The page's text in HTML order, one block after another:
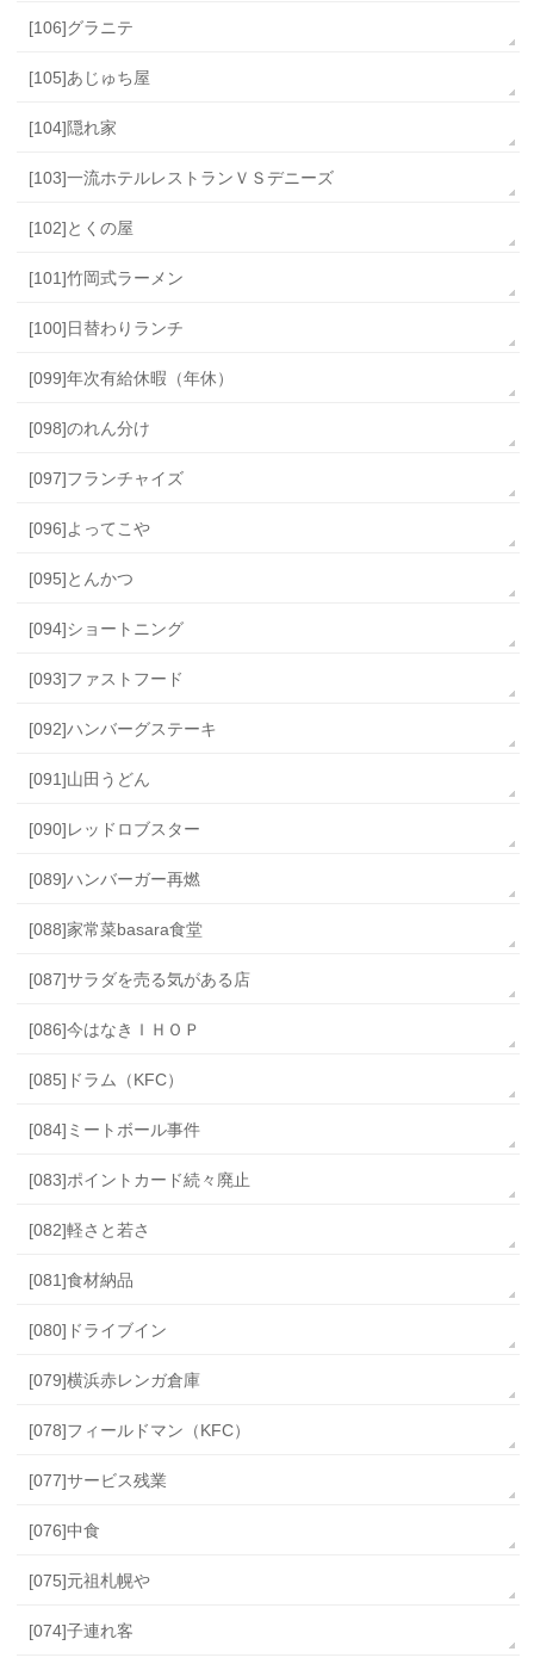
[106]グラニテ
[105]あじゅち屋
[104]隠れ家
[103]一流ホテルレストランＶＳデニーズ
[102]とくの屋
[101]竹岡式ラーメン
[100]日替わりランチ
[099]年次有給休暇（年休）
[098]のれん分け
[097]フランチャイズ
[096]よってこや
[095]とんかつ
[094]ショートニング
[093]ファストフード
[092]ハンバーグステーキ
[091]山田うどん
[090]レッドロブスター
[089]ハンバーガー再燃
[088]家常菜basara食堂
[087]サラダを売る気がある店
[086]今はなきＩＨＯＰ
[085]ドラム（KFC）
[084]ミートボール事件
[083]ポイントカード続々廃止
[082]軽さと若さ
[081]食材納品
[080]ドライブイン
[079]横浜赤レンガ倉庫
[078]フィールドマン（KFC）
[077]サービス残業
[076]中食
[075]元祖札幌や
[074]子連れ客